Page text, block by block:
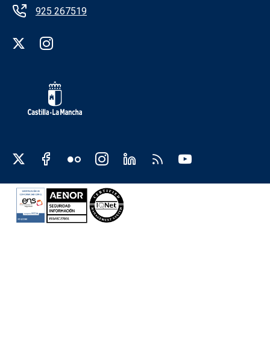
925 267519
Redes sociales institución
Redes sociales JCCM